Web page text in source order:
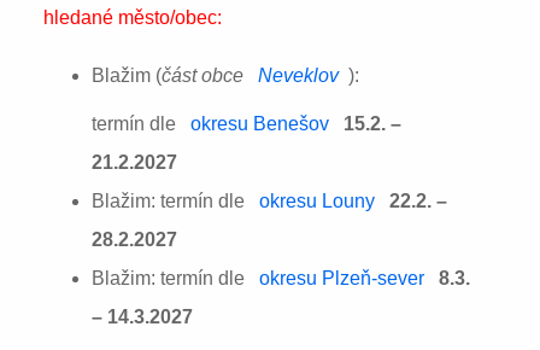
hledané město/obec:
Blažim (část obce Neveklov ):
termín dle okresu Benešov
15.2. –
21.2.2027
Blažim: termín dle
okresu Louny
22.2. –
28.2.2027
Blažim: termín dle
okresu Plzeň-sever
8.3.
– 14.3.2027